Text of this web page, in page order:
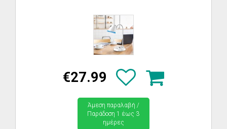
€27.99
Άμεση παραλαβή /
Παράδoση 1 έως 3
ημέρες